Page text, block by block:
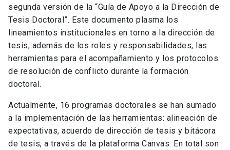
segunda versión de la “Guía de Apoyo a la Dirección de
Tesis Doctoral”. Este documento plasma los
lineamientos institucionales en torno a la dirección de
tesis, además de los roles y responsabilidades, las
herramientas para el acompañamiento y los protocolos
de resolución de conflicto durante la formación
doctoral.
Actualmente, 16 programas doctorales se han sumado
a la implementación de las herramientas: alineación de
expectativas, acuerdo de dirección de tesis y bitácora
de tesis, a través de la plataforma Canvas. En total son